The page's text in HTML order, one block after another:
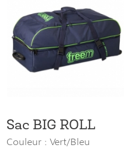
Sac BIG ROLL
Couleur : Vert/Bleu